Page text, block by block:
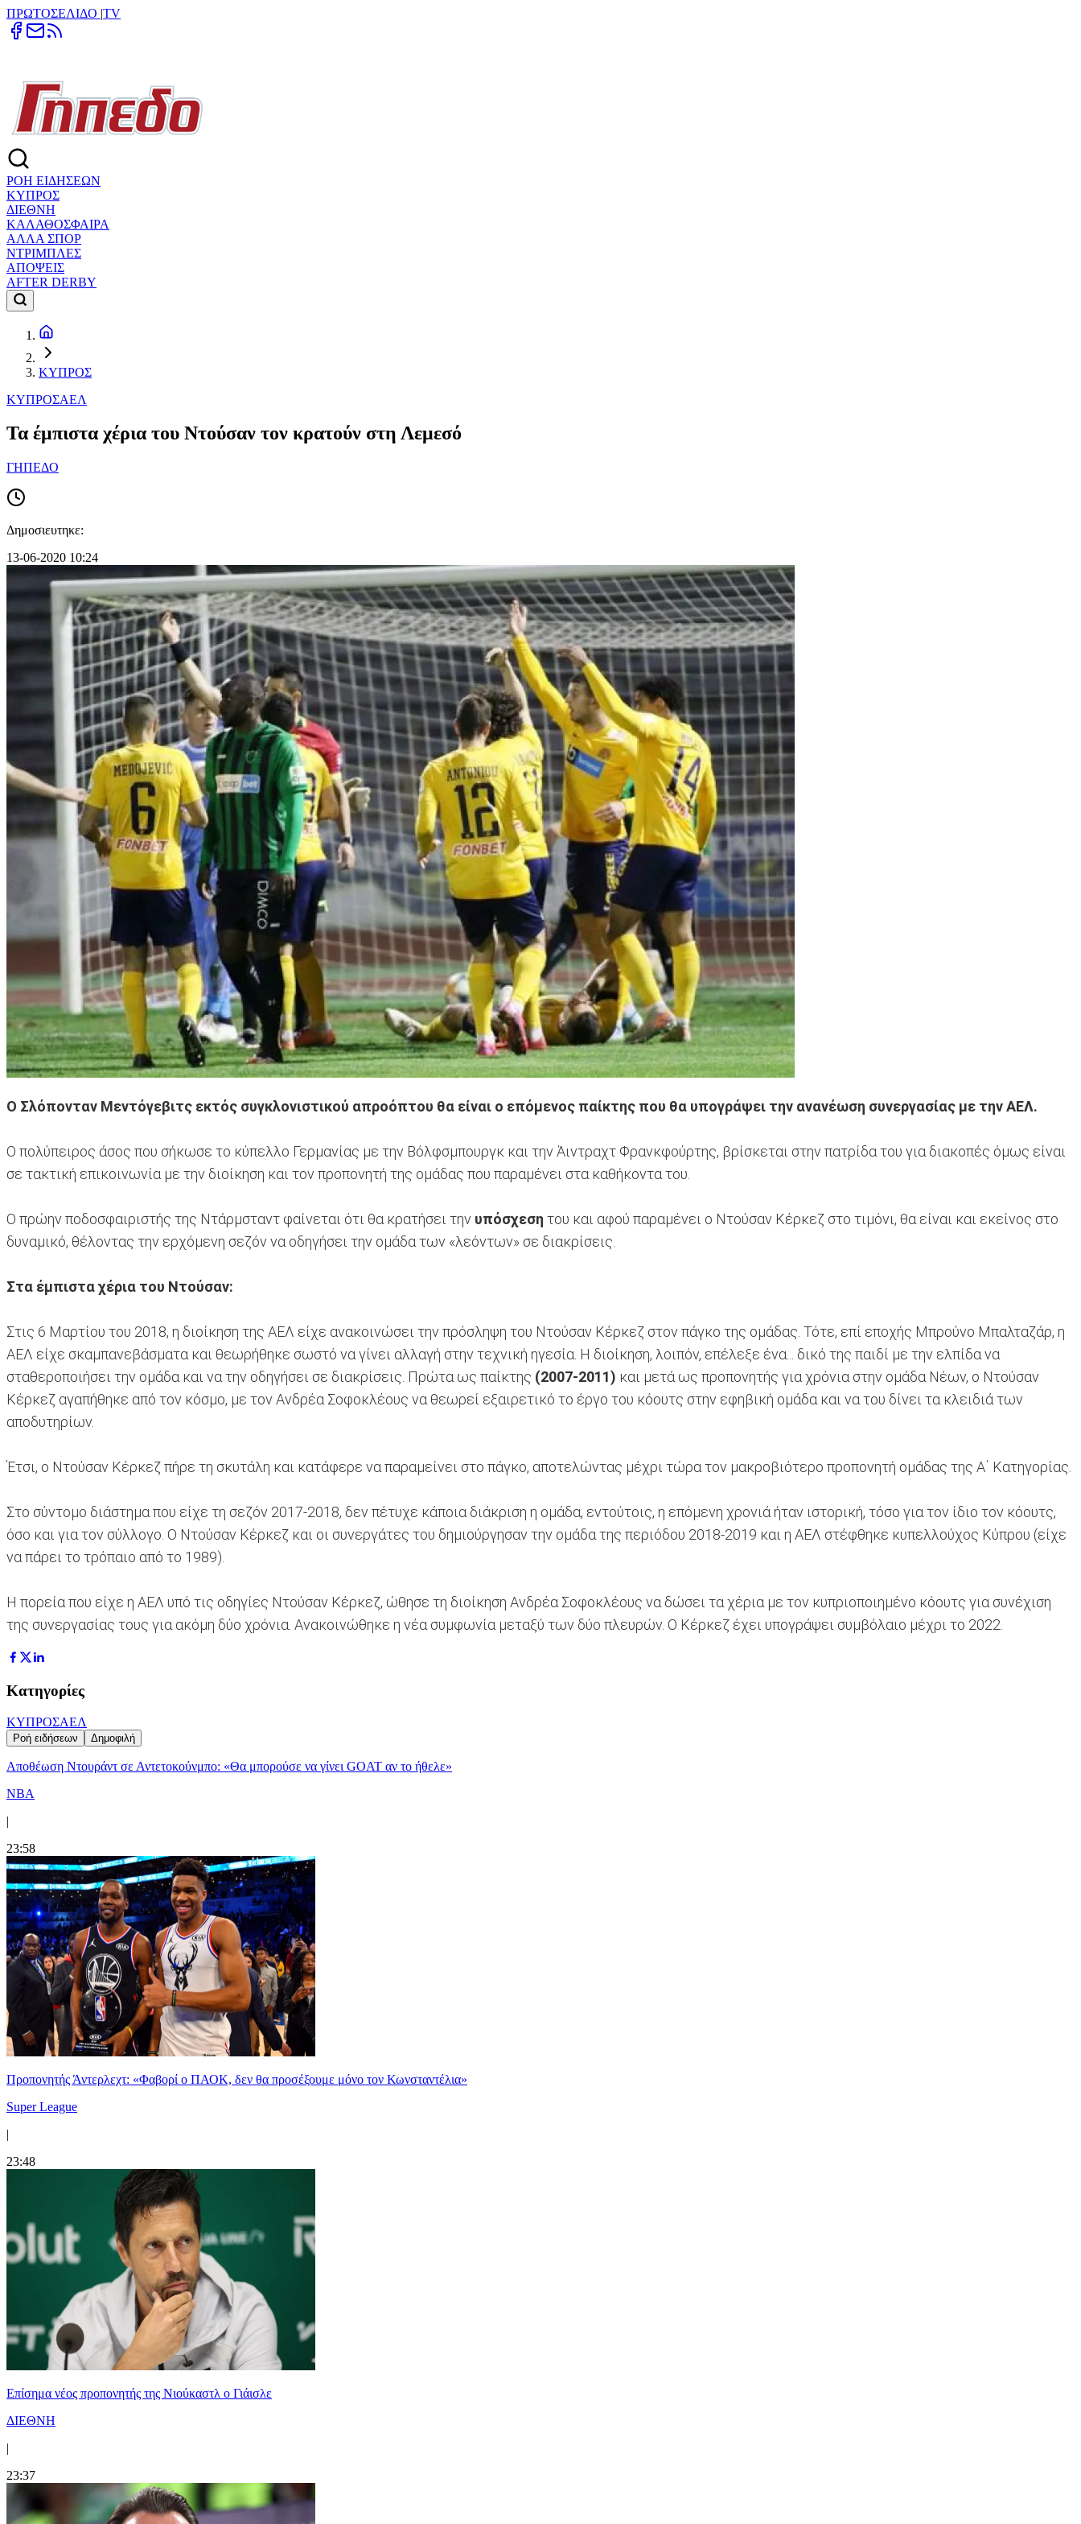
ΠΡΩΤΟΣΕΛΙΔΟ |TV
ΡΟΗ ΕΙΔΗΣΕΩΝ
ΚΥΠΡΟΣ
ΔΙΕΘΝΗ
ΚΑΛΑΘΟΣΦΑΙΡΑ
ΑΛΛΑ ΣΠΟΡ
ΝΤΡΙΜΠΛΕΣ
ΑΠΟΨΕΙΣ
AFTER DERBY
ΚΥΠΡΟΣ
ΚΥΠΡΟΣΑΕΛ
Τα έμπιστα χέρια του Ντούσαν τον κρατούν στη Λεμεσό
ΓΗΠΕΔΟ
Δημοσιευτηκε:
13-06-2020 10:24
O Σλόπονταν Μεντόγεβιτς εκτός συγκλονιστικού απροόπτου θα είναι ο επόμενος παίκτης που θα υπογράψει την ανανέωση συνεργασίας με την ΑΕΛ.
Ο πολύπειρος άσος που σήκωσε το κύπελλο Γερμανίας με την Βόλφσμπουργκ και την Άιντραχτ Φρανκφούρτης, βρίσκεται στην πατρίδα του για διακοπές όμως είναι
σε τακτική επικοινωνία με την διοίκηση και τον προπονητή της ομάδας που παραμένει στα καθήκοντα του.
Ο πρώην ποδοσφαιριστής της Ντάρμσταντ φαίνεται ότι θα κρατήσει την υπόσχεση του και αφού παραμένει ο Ντούσαν Κέρκεζ στο τιμόνι, θα είναι και εκείνος στο
δυναμικό, θέλοντας την ερχόμενη σεζόν να οδηγήσει την ομάδα των «λεόντων» σε διακρίσεις.
Στα έμπιστα χέρια του Ντούσαν:
Στις 6 Μαρτίου του 2018, η διοίκηση της ΑΕΛ είχε ανακοινώσει την πρόσληψη του Ντούσαν Κέρκεζ στον πάγκο της ομάδας. Τότε, επί εποχής Μπρούνο Μπαλταζάρ, η
ΑΕΛ είχε σκαμπανεβάσματα και θεωρήθηκε σωστό να γίνει αλλαγή στην τεχνική ηγεσία. Η διοίκηση, λοιπόν, επέλεξε ένα... δικό της παιδί με την ελπίδα να
σταθεροποιήσει την ομάδα και να την οδηγήσει σε διακρίσεις. Πρώτα ως παίκτης (2007-2011) και μετά ως προπονητής για χρόνια στην ομάδα Νέων, ο Ντούσαν
Κέρκεζ αγαπήθηκε από τον κόσμο, με τον Ανδρέα Σοφοκλέους να θεωρεί εξαιρετικό το έργο του κόουτς στην εφηβική ομάδα και να του δίνει τα κλειδιά των
αποδυτηρίων.
Έτσι, ο Ντούσαν Κέρκεζ πήρε τη σκυτάλη και κατάφερε να παραμείνει στο πάγκο, αποτελώντας μέχρι τώρα τον μακροβιότερο προπονητή ομάδας της Α΄ Κατηγορίας.
Στο σύντομο διάστημα που είχε τη σεζόν 2017-2018, δεν πέτυχε κάποια διάκριση η ομάδα, εντούτοις, η επόμενη χρονιά ήταν ιστορική, τόσο για τον ίδιο τον κόουτς,
όσο και για τον σύλλογο. Ο Ντούσαν Κέρκεζ και οι συνεργάτες του δημιούργησαν την ομάδα της περιόδου 2018-2019 και η ΑΕΛ στέφθηκε κυπελλούχος Κύπρου (είχε
να πάρει το τρόπαιο από το 1989).
Η πορεία που είχε η ΑΕΛ υπό τις οδηγίες Ντούσαν Κέρκεζ, ώθησε τη διοίκηση Ανδρέα Σοφοκλέους να δώσει τα χέρια με τον κυπριοποιημένο κόουτς για συνέχιση
της συνεργασίας τους για ακόμη δύο χρόνια. Ανακοινώθηκε η νέα συμφωνία μεταξύ των δύο πλευρών. Ο Κέρκεζ έχει υπογράψει συμβόλαιο μέχρι το 2022.
Κατηγορίες
ΚΥΠΡΟΣΑΕΛ
Ροή ειδήσεων Δημοφιλή
Αποθέωση Ντουράντ σε Αντετοκούνμπο: «Θα μπορούσε να γίνει GOAT αν το ήθελε»
NBA
|
23:58
Προπονητής Άντερλεχτ: «Φαβορί ο ΠΑΟΚ, δεν θα προσέξουμε μόνο τον Κωνσταντέλια»
Super League
|
23:48
Επίσημα νέος προπονητής της Νιούκαστλ ο Γιάισλε
ΔΙΕΘΝΗ
|
23:37